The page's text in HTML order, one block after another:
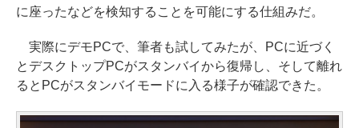
に座ったなどを検知することを可能にする仕組みだ。
実際にデモPCで、筆者も試してみたが、PCに近づく
とデスクトップPCがスタンバイから復帰し、そして離れ
るとPCがスタンバイモードに入る様子が確認できた。